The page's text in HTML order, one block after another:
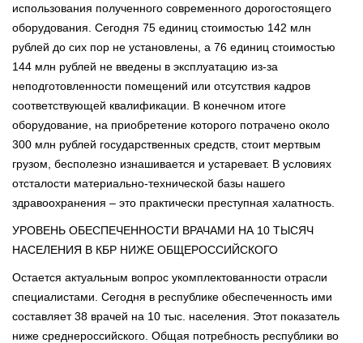
использования полученного современного дорогостоящего
оборудования. Сегодня 75 единиц стоимостью 142 млн
рублей до сих пор не установлены, а 76 единиц стоимостью
144 млн рублей не введены в эксплуатацию из-за
неподготовленности помещений или отсутствия кадров
соответствующей квалификации. В конечном итоге
оборудование, на приобретение которого потрачено около
300 млн рублей государственных средств, стоит мертвым
грузом, бесполезно изнашивается и устаревает. В условиях
отсталости материально-технической базы нашего
здравоохранения – это практически преступная халатность.
УРОВЕНЬ ОБЕСПЕЧЕННОСТИ ВРАЧАМИ НА 10 ТЫСЯЧ
НАСЕЛЕНИЯ В КБР НИЖЕ ОБЩЕРОССИЙСКОГО
Остается актуальным вопрос укомплектованности отрасли
специалистами. Сегодня в республике обеспеченность ими
составляет 38 врачей на 10 тыс. населения. Этот показатель
ниже среднероссийского. Общая потребность республики во